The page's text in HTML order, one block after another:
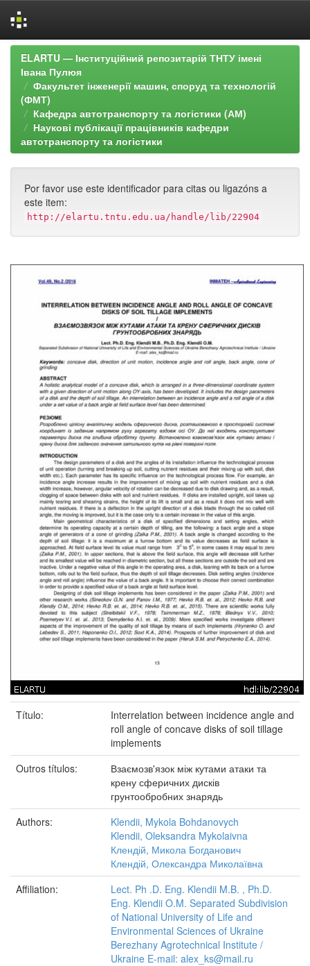
Skip
navigation
ELARTU — Інституційний репозитарій ТНТУ імені
Івана Пулюя
Факультет інженерії машин, споруд та технологій
(ФМТ)
Кафедра автотранспорту та логістики (АМ)
Наукові публікації працівників кафедри
автотранспорту та логістики
Por favor use este identificador para citas ou ligazóns a
este item:
http://elartu.tntu.edu.ua/handle/lib/22904
Título:
Interrelation between incidence angle and
roll angle of concave disks of soil tillage
implements
Outros títulos:
Взаємозв'язок між кутами атаки та
крену сферичних дисків
грунтообробних знарядь
Authors:
Klendii, Mykola Bohdanovych
Klendii, Oleksandra Mykolaivna
Клендій, Микола Богданович
Клендій, Олександра Миколаївна
Affiliation:
Lect. Ph .D. Eng. Klendii M.B. , Ph.D.
Eng. Klendii O.M. Separated Subdivision
of National University of Life and
Environmental Sciences of Ukraine
Berezhany Agrotechnical Institute /
Ukraine E-mail: alex_ks@mail.ru